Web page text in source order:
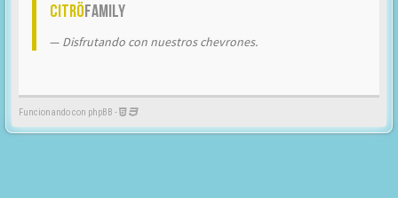
CitröFamily
Disfrutando con nuestros chevrones.
Funcionando con phpBB -